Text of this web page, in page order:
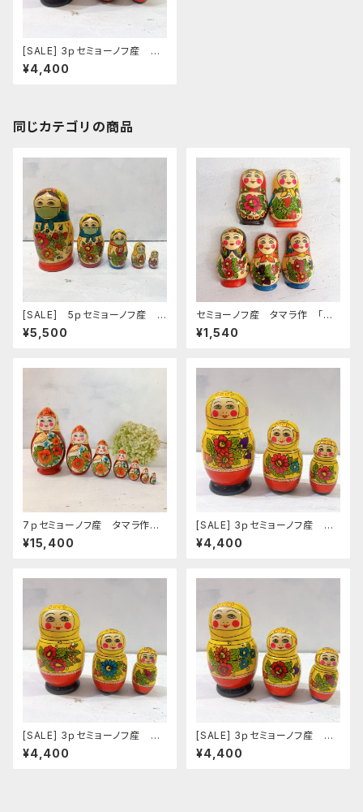
[SALE] 3ｐセミョーノフ産 タ
マラ作 マトリョーシカ 「アス
トロノーズ フラワー ７」 12ｃ
¥4,400
同じカテゴリの商品
[SALE] 5ｐセミョーノフ産 タ
マラ作 マトリョーシカ 「コロ
ナ退散 マスクマトリョーシカ
¥5,500
セミョーノフ産 タマラ作 「マ
トリョーシカ型マグネット」タイプ
A 6.5cm MT068
¥1,540
7ｐセミョーノフ産 タマラ作
マトリョーシカ 「ポピー」 MT
104
¥15,400
[SALE] 3ｐセミョーノフ産 タ
マラ作 マトリョーシカ 「アス
トロノーズ フラワー ９」 12ｃ
¥4,400
[SALE] 3ｐセミョーノフ産 タ
マラ作 マトリョーシカ 「アス
トロノーズ フラワー ６」 12ｃ
¥4,400
[SALE] 3ｐセミョーノフ産 タ
マラ作 マトリョーシカ 「アス
トロノーズ フラワー ５」 12ｃ
¥4,400